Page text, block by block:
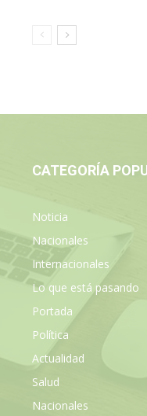
CATEGORÍA
Noticia
Nacionales
Internacionales
Lo que está pasando
Portada
Política
Actualidad
Salud
Nacionales